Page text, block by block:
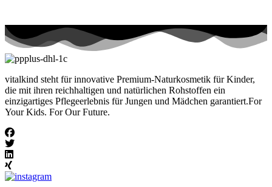
vitalkind steht für innovative Premium-Naturkosmetik für Kinder,
die mit ihren reichhaltigen und natürlichen Rohstoffen ein
einzigartiges Pflegeerlebnis für Jungen und Mädchen garantiert.For
Your Kids. For Our Future.